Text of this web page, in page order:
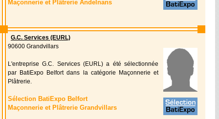
Maçonnerie et Plâtrerie Andelnans
G.C. Services (EURL)
90600 Grandvillars
L'entreprise G.C. Services (EURL) a été sélectionnée
par BatiExpo Belfort dans la catégorie Maçonnerie et
Plâtrerie.
Sélection BatiExpo Belfort
Maçonnerie et Plâtrerie Grandvillars